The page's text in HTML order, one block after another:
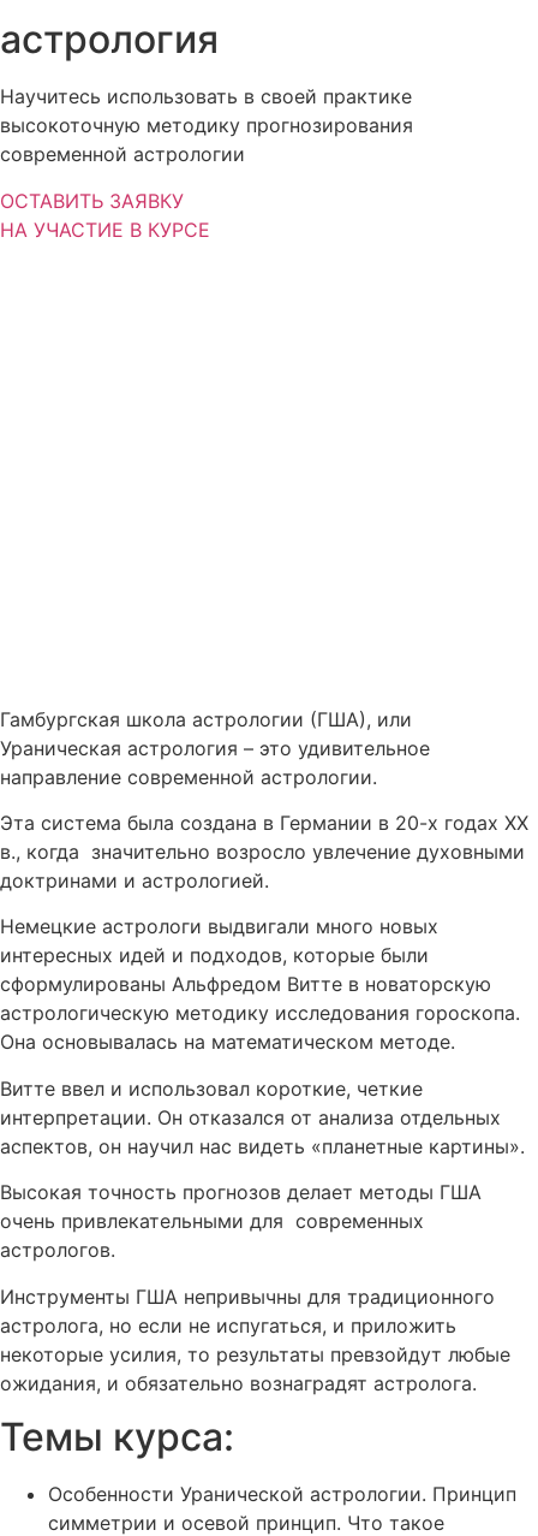
астрология
Научитесь использовать в своей практике
высокоточную методику прогнозирования
современной астрологии
ОСТАВИТЬ ЗАЯВКУ
НА УЧАСТИЕ В КУРСЕ
Гамбургская школа астрологии (ГША), или
Ураническая астрология – это удивительное
направление современной астрологии.
Эта система была создана в Германии в 20-х годах XX
в., когда значительно возросло увлечение духовными
доктринами и астрологией.
Немецкие астрологи выдвигали много новых
интересных идей и подходов, которые были
сформулированы Альфредом Витте в новаторскую
астрологическую методику исследования гороскопа.
Она основывалась на математическом методе.
Витте ввел и использовал короткие, четкие
интерпретации. Он отказался от анализа отдельных
аспектов, он научил нас видеть «планетные картины».
Высокая точность прогнозов делает методы ГША
очень привлекательными для современных
астрологов.
Инструменты ГША непривычны для традиционного
астролога, но если не испугаться, и приложить
некоторые усилия, то результаты превзойдут любые
ожидания, и обязательно вознаградят астролога.
Темы курса:
Особенности Уранической астрологии. Принцип
симметрии и осевой принцип. Что такое